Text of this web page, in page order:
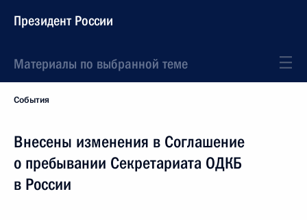
Президент России
Материалы по выбранной теме
События
Внесены изменения в Соглашение
о пребывании Секретариата ОДКБ
в России